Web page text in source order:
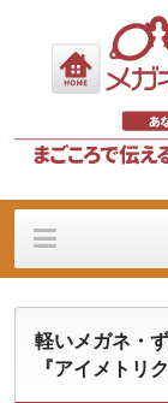
イベント
軽いメガネ・
『アイメトリ